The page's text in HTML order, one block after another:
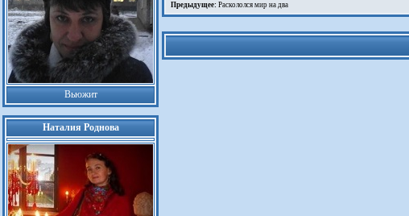
Вьюжит
Наталия Роднова
Предыдущее: Раскололся мир на два